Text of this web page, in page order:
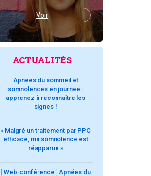
Voir
ACTUALITÉS
Apnées du sommeil et
somnolences en journée :
apprenez à reconnaître les
signes !
« Malgré un traitement par PPC
efficace, ma somnolence est
réapparue »
[ Web-conférence ] Apnées du